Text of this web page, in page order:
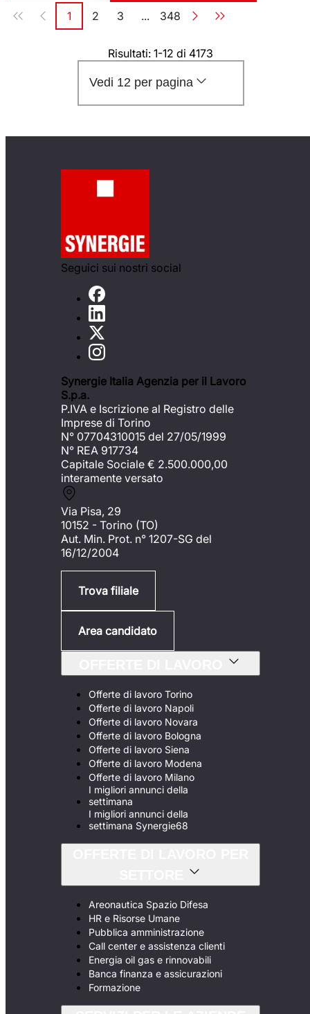
Paginazione
Pagina
1 Pagina
2 Pagina
3 ... Pagina
348
Risultati: 1-12 di 4173
Vedi 12 per pagina
Seguici sui nostri social
Synergie Italia Agenzia per il Lavoro
S.p.a.
P.IVA e Iscrizione al Registro delle
Imprese di Torino
N° 07704310015 del 27/05/1999
N° REA 917734
Capitale Sociale € 2.500.000,00
interamente versato
Via Pisa, 29
10152 - Torino (TO)
Aut. Min. Prot. n° 1207-SG del
16/12/2004
Trova filiale
Area candidato
Offerte di lavoro Torino
Offerte di lavoro Napoli
Offerte di lavoro Novara
Offerte di lavoro Bologna
Offerte di lavoro Siena
Offerte di lavoro Modena
Offerte di lavoro Milano
I migliori annunci della
settimana
I migliori annunci della
settimana Synergie68
Areonautica Spazio Difesa
HR e Risorse Umane
Pubblica amministrazione
Call center e assistenza clienti
Energia oil gas e rinnovabili
Banca finanza e assicurazioni
Formazione